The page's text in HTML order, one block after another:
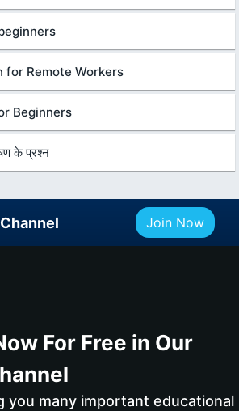
for Remote Workers
Beginners
के प्रश्न
Join Now
For Free in Our
you many important educational